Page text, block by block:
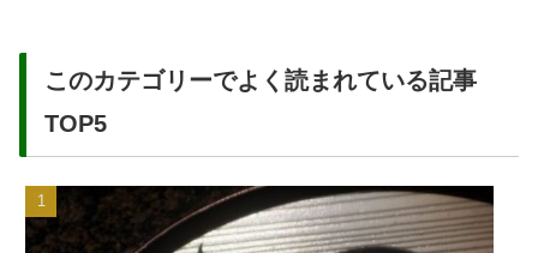
このカテゴリーでよく読まれている記事
TOP5